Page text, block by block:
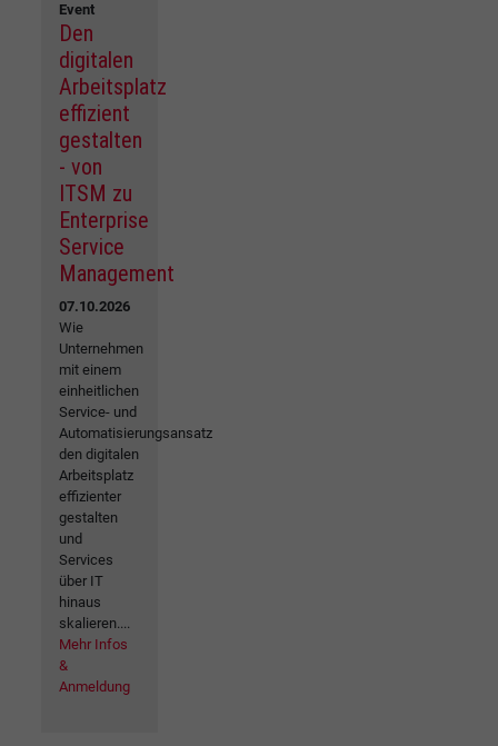
Event
Den
digitalen
Arbeitsplatz
effizient
gestalten
- von
ITSM zu
Enterprise
Service
Management
07.10.2026
Wie
Unternehmen
mit einem
einheitlichen
Service- und
Automatisierungsansatz
den digitalen
Arbeitsplatz
effizienter
gestalten
und
Services
über IT
hinaus
skalieren....
Mehr Infos
&
Anmeldung